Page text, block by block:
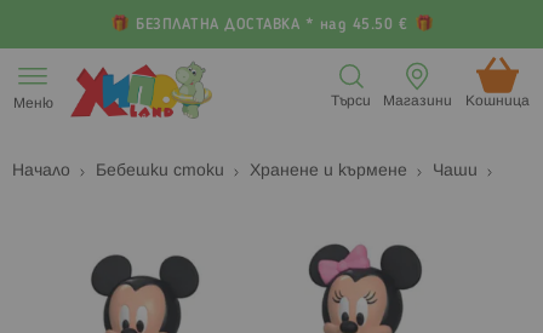
БЕЗПЛАТНА ДОСТАВКА * над 45.50 €
към
съдържанието
Меню Кошница (
Магазини
Търси
Начало Бебешки стоки Хранене и кърмене Чаши